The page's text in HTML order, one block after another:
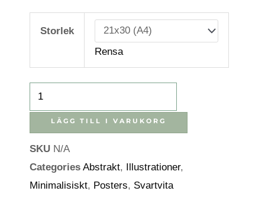
Storlek
Rensa
LÄGG TILL I VARUKORG
SKU N/A
Categories Abstrakt, Illustrationer,
Minimalisiskt, Posters, Svartvita